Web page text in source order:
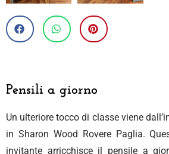
Pensili a giorno
Un ulteriore tocco di classe viene
in Sharon Wood Rovere Paglia.
invitante arricchisce il pensile a